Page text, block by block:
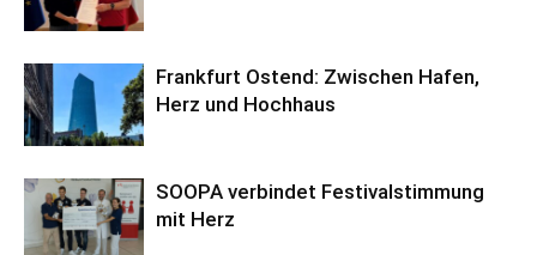
Frankfurt Ostend: Zwischen Hafen,
Herz und Hochhaus
SOOPA verbindet Festivalstimmung
mit Herz